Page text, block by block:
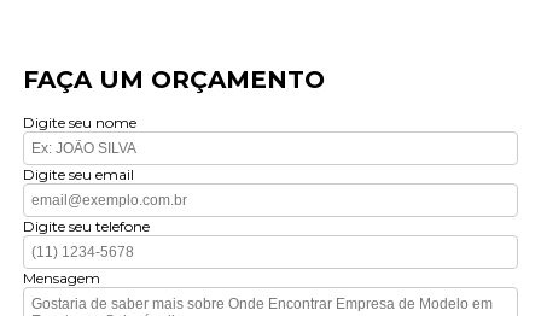
FAÇA UM ORÇAMENTO
Digite seu nome
Digite seu email
Digite seu telefone
Mensagem